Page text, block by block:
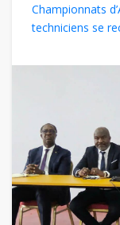
Championnats
techniciens se